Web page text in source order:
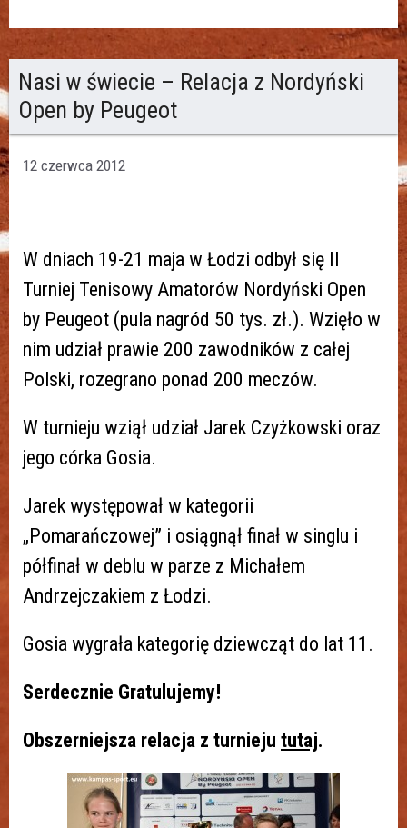
Nasi w świecie – Relacja z Nordyński
Open by Peugeot
12 czerwca 2012
W dniach 19-21 maja w Łodzi odbył się II
Turniej Tenisowy Amatorów Nordyński Open
by Peugeot (pula nagród 50 tys. zł.). Wzięło w
nim udział prawie 200 zawodników z całej
Polski, rozegrano ponad 200 meczów.
W turnieju wziął udział Jarek Czyżkowski oraz
jego córka Gosia.
Jarek występował w kategorii
„Pomarańczowej” i osiągnął finał w singlu i
półfinał w deblu w parze z Michałem
Andrzejczakiem z Łodzi.
Gosia wygrała kategorię dziewcząt do lat 11.
Serdecznie Gratulujemy!
Obszerniejsza relacja z turnieju tutaj.